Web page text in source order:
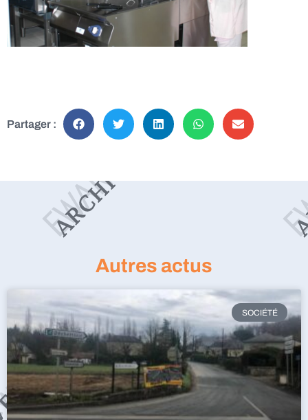
Partager :
Autres actus
SOCIÉTÉ